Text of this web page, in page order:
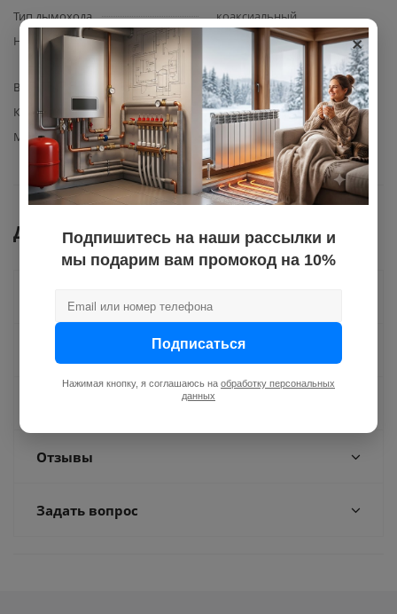
Тип дымохода
коаксиальный
Назначение
труба коаксиальная 60/100
мм, упаковка
Вид элемента
дымоходная труба
Количество в упаковке
12
Материал изготовления
нержавеющая сталь
Документы
Как купить
Отзывы
Задать вопрос
×
Подпишитесь на наши рассылки и
мы подарим вам промокод на 10%
Подписаться
Нажимая кнопку, я соглашаюсь на обработку персональных
данных